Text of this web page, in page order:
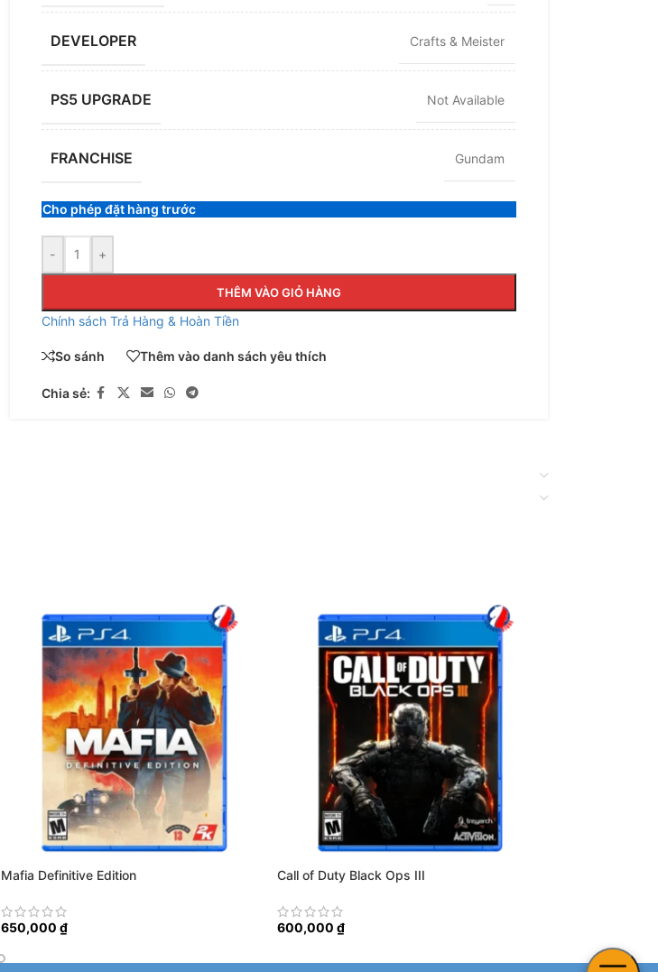
DEVELOPER Crafts & Meister
PS5 UPGRADE Not Available
FRANCHISE Gundam
Cho phép đặt hàng trước
- +
THÊM VÀO GIỎ HÀNG
Chính sách Trả Hàng & Hoàn Tiền
So sánh Thêm vào danh sách yêu thích
Chia sẻ:
Mafia Definitive Edition
650,000 ₫
Call of Duty Black Ops III
600,000 ₫